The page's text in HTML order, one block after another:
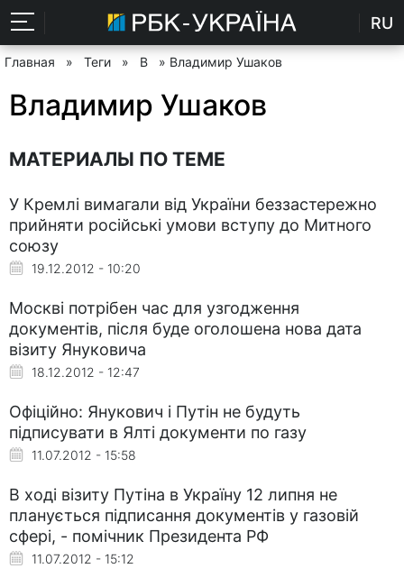
RU
Главная » Теги » В » Владимир Ушаков
Владимир Ушаков
МАТЕРИАЛЫ ПО ТЕМЕ
У Кремлі вимагали від України беззастережно
прийняти російські умови вступу до Митного
союзу
19.12.2012 - 10:20
Москві потрібен час для узгодження
документів, після буде оголошена нова дата
візиту Януковича
18.12.2012 - 12:47
Офіційно: Янукович і Путін не будуть
підписувати в Ялті документи по газу
11.07.2012 - 15:58
В ході візиту Путіна в Україну 12 липня не
планується підписання документів у газовій
сфері, - помічник Президента РФ
11.07.2012 - 15:12